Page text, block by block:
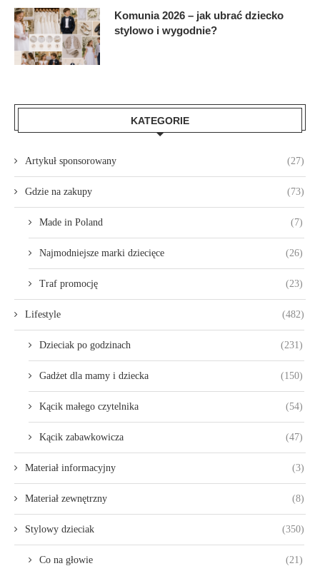
Komunia 2026 – jak ubrać dziecko
stylowo i wygodnie?
KATEGORIE
Artykuł sponsorowany (27)
Gdzie na zakupy (73)
Made in Poland (7)
Najmodniejsze marki dziecięce (26)
Traf promocję (23)
Lifestyle (482)
Dzieciak po godzinach (231)
Gadżet dla mamy i dziecka (150)
Kącik małego czytelnika (54)
Kącik zabawkowicza (47)
Materiał informacyjny (3)
Materiał zewnętrzny (8)
Stylowy dzieciak (350)
Co na głowie (21)